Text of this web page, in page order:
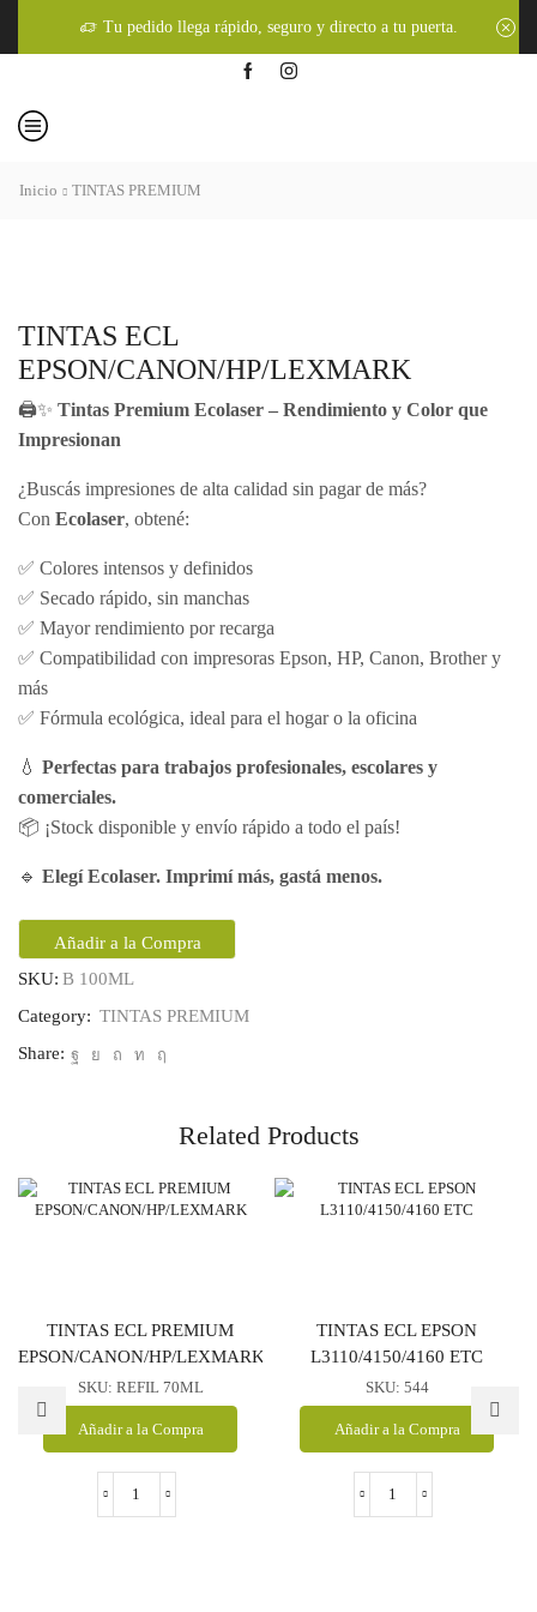
Tu pedido llega rápido, seguro y directo a tu puerta.
Inicio TINTAS PREMIUM
TINTAS ECL
EPSON/CANON/HP/LEXMARK
🖨️✨ Tintas Premium Ecolaser – Rendimiento y Color que
Impresionan
¿Buscás impresiones de alta calidad sin pagar de más?
Con Ecolaser, obtené:
✅ Colores intensos y definidos
✅ Secado rápido, sin manchas
✅ Mayor rendimiento por recarga
✅ Compatibilidad con impresoras Epson, HP, Canon, Brother y
más
✅ Fórmula ecológica, ideal para el hogar o la oficina
💧 Perfectas para trabajos profesionales, escolares y
comerciales.
📦 ¡Stock disponible y envío rápido a todo el país!
🔹 Elegí Ecolaser. Imprimí más, gastá menos.
Añadir a la Compra
SKU: B 100ML
Category: TINTAS PREMIUM
Share:
Related Products
TINTAS ECL PREMIUM
EPSON/CANON/HP/LEXMARK
SKU: REFIL 70ML
Añadir a la Compra
TINTAS
TINTAS ECL EPSON
L3110/4150/4160 ETC
SKU: 544
Añadir a la Compra
TINTAS